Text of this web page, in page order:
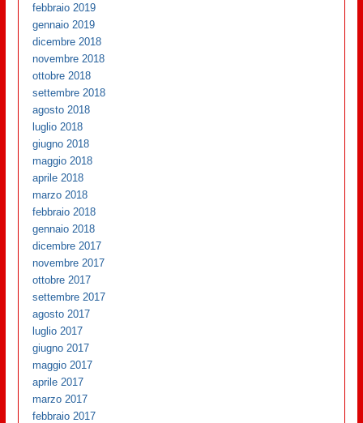
febbraio 2019
gennaio 2019
dicembre 2018
novembre 2018
ottobre 2018
settembre 2018
agosto 2018
luglio 2018
giugno 2018
maggio 2018
aprile 2018
marzo 2018
febbraio 2018
gennaio 2018
dicembre 2017
novembre 2017
ottobre 2017
settembre 2017
agosto 2017
luglio 2017
giugno 2017
maggio 2017
aprile 2017
marzo 2017
febbraio 2017